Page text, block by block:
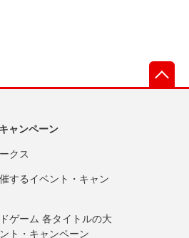
ャンペーン
クス
するイベント・キャン
ゲーム 各タイトルの大
ト・キャンペーン